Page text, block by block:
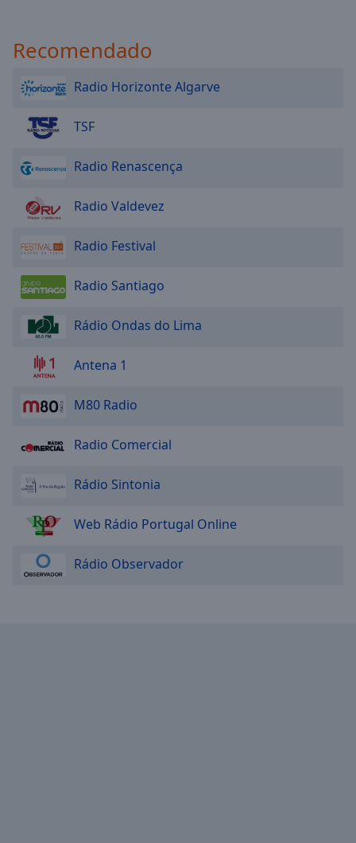
Recomendado
Radio Horizonte Algarve
TSF
Radio Renascença
Radio Valdevez
Radio Festival
Radio Santiago
Rádio Ondas do Lima
Antena 1
M80 Radio
Radio Comercial
Rádio Sintonia
Web Rádio Portugal Online
Rádio Observador